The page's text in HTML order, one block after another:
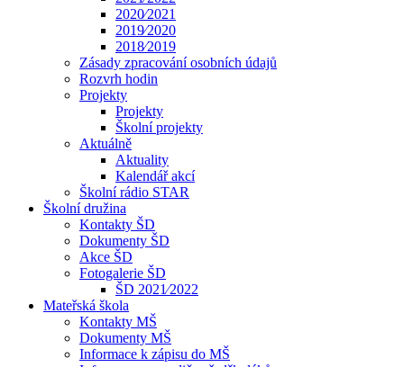
2020⁄2021
2019⁄2020
2018⁄2019
Zásady zpracování osobních údajů
Rozvrh hodin
Projekty
Projekty
Školní projekty
Aktuálně
Aktuality
Kalendář akcí
Školní rádio STAR
Školní družina
Kontakty ŠD
Dokumenty ŠD
Akce ŠD
Fotogalerie ŠD
ŠD 2021⁄2022
Mateřská škola
Kontakty MŠ
Dokumenty MŠ
Informace k zápisu do MŠ